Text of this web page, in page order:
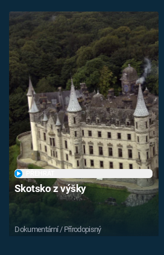
Skotsko z výšky
Dokumentární / Přírodopisný